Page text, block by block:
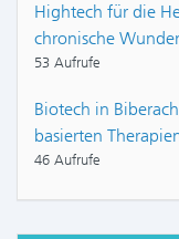
Hightech für die
chronische
53 Aufrufe
Biotech in
basierten
46 Aufrufe